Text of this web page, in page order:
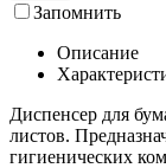
Запомнить
Описание
Диспенсер для
листов.
гигиенических